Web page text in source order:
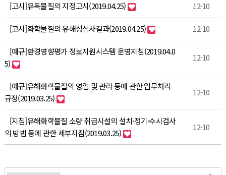
[고시]유독물질의 지정고시(2019.04.25) 12-10
[고시]화학물질의 유해성심사결과(2019.04.25) 12-10
[예규]환경영향평가 정보지원시스템 운영지침(2019.04.0
5)
12-10
[예규]유해화학물질의 영업 및 관리 등에 관한 업무처리
규정(2019.03.25)
12-10
[지침]유해화학물질 소량 취급시설의 설치·정기·수시검사
의 방법 등에 관한 세부지침(2019.03.25)
12-10